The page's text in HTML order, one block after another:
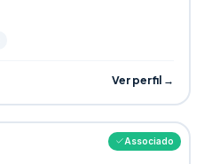
Ver perfil →
Associado